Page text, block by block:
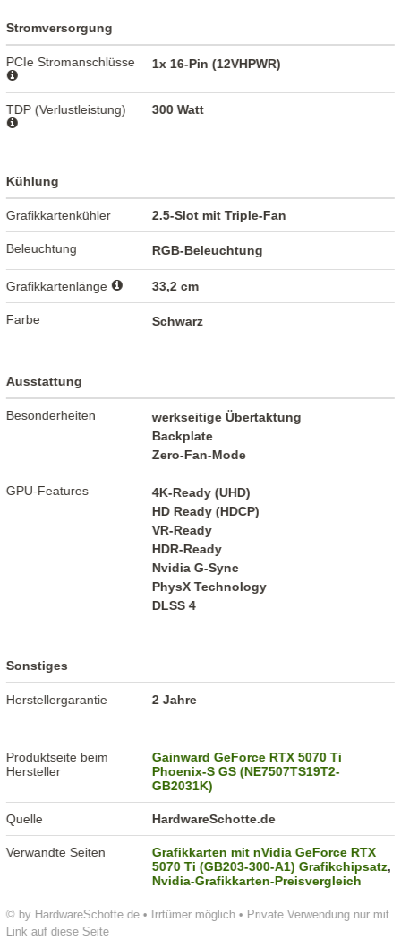
© by HardwareSchotte.de • Irrtümer möglich • Private Verwendung nur mit
Link auf diese Seite
Stromversorgung
PCIe Stromanschlüsse 1x 16-Pin (12VHPWR)
TDP (Verlustleistung) 300 Watt
Kühlung
Grafikkartenkühler 2.5-Slot mit Triple-Fan
Beleuchtung RGB-Beleuchtung
Grafikkartenlänge 33,2 cm
Farbe Schwarz
Ausstattung
Besonderheiten
werkseitige Übertaktung
Backplate
Zero-Fan-Mode
GPU-Features
4K-Ready (UHD)
HD Ready (HDCP)
VR-Ready
HDR-Ready
Nvidia G-Sync
PhysX Technology
DLSS 4
Sonstiges
Herstellergarantie 2 Jahre
Produktseite beim
Hersteller
Gainward GeForce RTX 5070 Ti
Phoenix-S GS (NE7507TS19T2-
GB2031K)
Quelle HardwareSchotte.de
Verwandte Seiten
Grafikkarten mit nVidia GeForce RTX
5070 Ti (GB203-300-A1) Grafikchipsatz,
Nvidia-Grafikkarten-Preisvergleich